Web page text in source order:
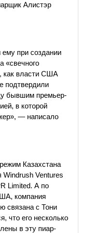
Алистэр
при создании
«свечного
как власти США
подтвердили
бывшим премьер-
в которой
— написало
Казахстана
Windrush Ventures
Limited. А по
компания
связана с Тони
что его несколько
в эту пиар-